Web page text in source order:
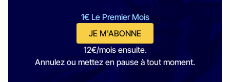
1€ Le Premier Mois
JE M'ABONNE
12€/mois ensuite.
Annulez ou mettez en pause à tout moment.